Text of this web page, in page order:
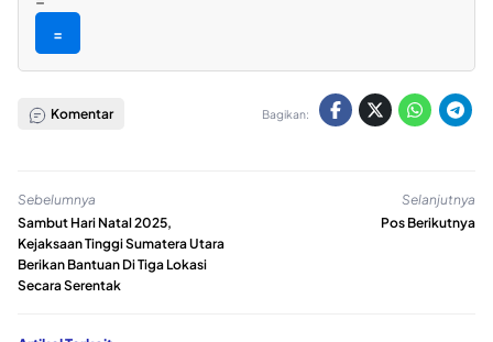
=
Komentar Bagikan:
Sebelumnya
Sambut Hari Natal 2025,
Kejaksaan Tinggi Sumatera Utara
Berikan Bantuan Di Tiga Lokasi
Secara Serentak
Selanjutnya
Pos Berikutnya